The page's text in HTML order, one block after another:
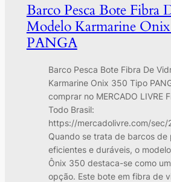
Barco Pesca Bote Fibra
Modelo Karmarine
PANGA
Barco Pesca Bote Fibra De
Karmarine Onix 350 Tipo
comprar no MERCADO LIVRE
Todo Brasil:
https://mercadolivre.com/sec/
Quando se trata de barcos de
eficientes e duráveis, o
Ônix 350 destaca-se como
opção. Este bote em fibra de